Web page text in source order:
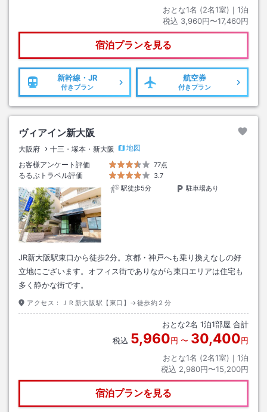
おとな1名 (2名1室)｜ 1泊
税込 3,960円〜17,460円
宿泊プランを見る
新幹線・JR
付きプラン
航空券
付きプラン
ヴィアイン新大阪
大阪府 十三・塚本・新大阪
地図
お客様アンケート評価
77点
るるぶトラベル評価
3.7
駅徒歩5分
駐車場あり
JR新大阪駅東口から徒歩2分。京都・神戸へも乗り換えなしの好
立地にございます。オフィス街でありながら東口エリアは住宅も
多く静かな街です。
アクセス： ＪＲ新大阪駅【東口】→徒歩約２分
おとな2名 1泊1部屋 合計
税込 5,960円 〜 30,400円
おとな1名 (2名1室)｜ 1泊
税込 2,980円〜15,200円
宿泊プランを見る